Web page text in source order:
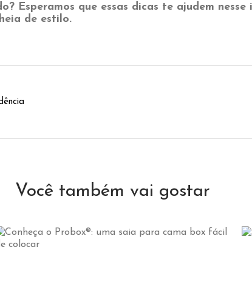
Esperamos que essas dicas te ajudem
de estilo.
Você também vai gostar